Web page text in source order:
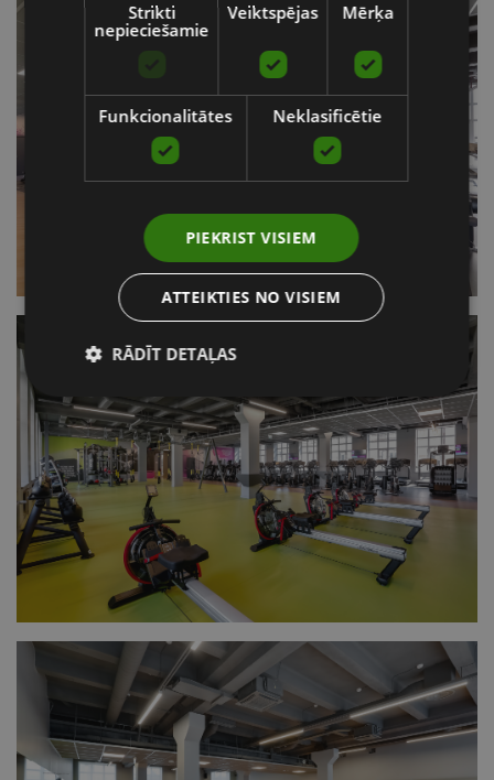
Strikti
nepieciešamie
Veiktspējas Mērķa
Funkcionalitātes Neklasificētie
PIEKRIST VISIEM
ATTEIKTIES NO VISIEM
RĀDĪT DETAĻAS